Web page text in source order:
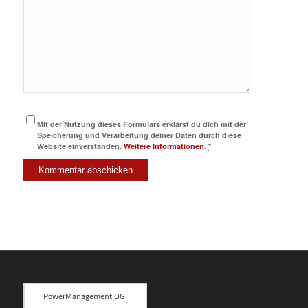
Mit der Nutzung dieses Formulars erklärst du dich mit der
Speicherung und Verarbeitung deiner Daten durch diese
Website einverstanden. Weitere Informationen. *